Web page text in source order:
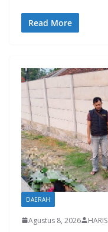
Read More
DAERAH
Agustus 8, 2026 HARIS